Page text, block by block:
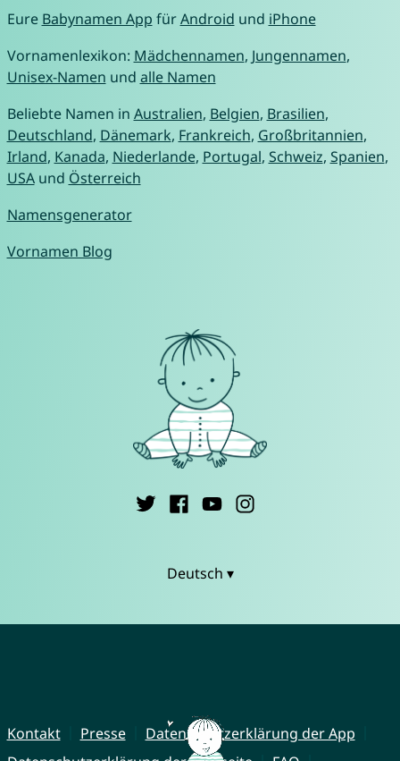
Eure Babynamen App fürAndroid und iPhone
Vornamenlexikon: Mädchennamen, Jungennamen,
Unisex-Namen und alle Namen
Beliebte Namen in Australien, Belgien, Brasilien,
Deutschland, Dänemark, Frankreich, Großbritannien,
Irland, Kanada, Niederlande, Portugal, Schweiz, Spanien,
USAund Österreich
Namensgenerator
Vornamen Blog
Deutsch ▾
Kontakt Presse
Datenschutzerklärung der App